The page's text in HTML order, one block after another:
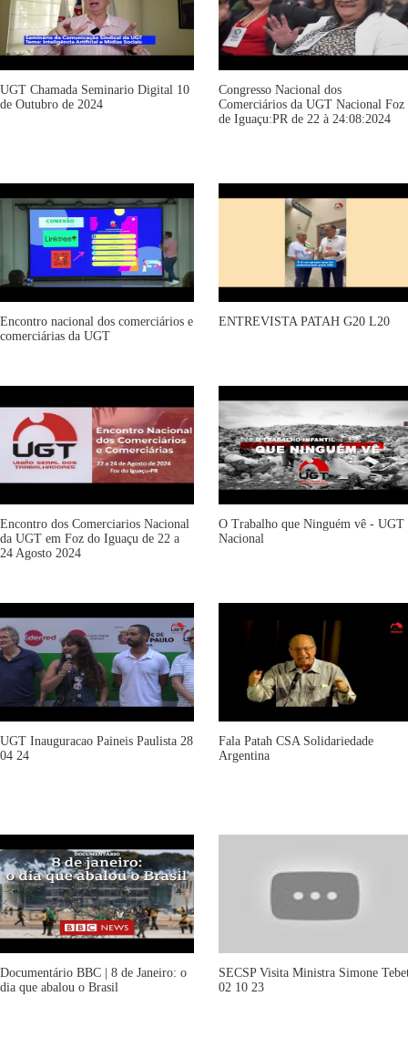
UGT Chamada Seminario Digital 10
de Outubro de 2024
Congresso Nacional dos
Comerciários da UGT Nacional Foz
de Iguaçu:PR de 22 à 24:08:2024
Encontro nacional dos comerciários e
comerciárias da UGT
ENTREVISTA PATAH G20 L20
Encontro dos Comerciarios Nacional
da UGT em Foz do Iguaçu de 22 a
24 Agosto 2024
O Trabalho que Ninguém vê - UGT
Nacional
UGT Inauguracao Paineis Paulista 28
04 24
Fala Patah CSA Solidariedade
Argentina
Documentário BBC | 8 de Janeiro: o
dia que abalou o Brasil
SECSP Visita Ministra Simone
02 10 23